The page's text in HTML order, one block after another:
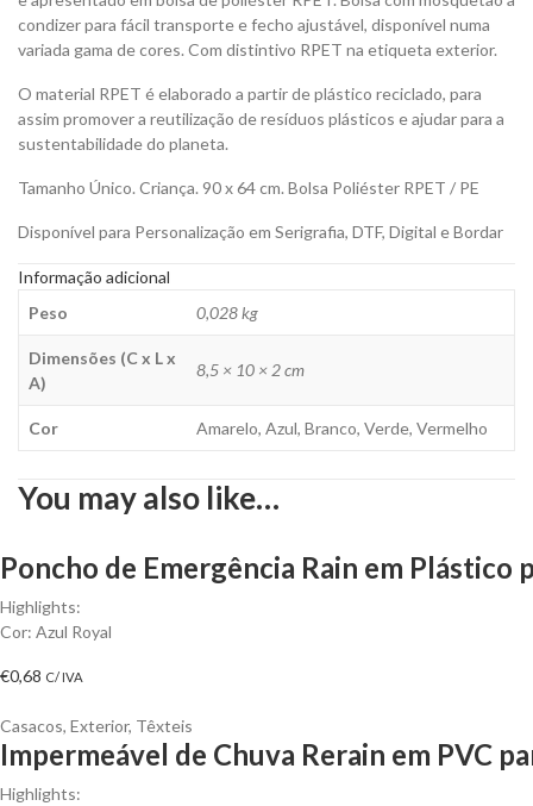
condizer para fácil transporte e fecho ajustável, disponível numa
variada gama de cores. Com distintivo RPET na etiqueta exterior.
O material RPET é elaborado a partir de plástico reciclado, para
assim promover a reutilização de resíduos plásticos e ajudar para a
sustentabilidade do planeta.
Tamanho Único. Criança. 90 x 64 cm. Bolsa Poliéster RPET / PE
Disponível para Personalização em Serigrafia, DTF, Digital e Bordar
Informação adicional
Peso
0,028 kg
Dimensões (C x L x
A)
8,5 × 10 × 2 cm
Cor Amarelo, Azul, Branco, Verde, Vermelho
You may also like…
Poncho de Emergência Rain em Plástico
Highlights:
Cor: Azul Royal
€0,68 C/ IVA
Casacos, Exterior, Têxteis
Impermeável de Chuva Rerain em PVC
Highlights: